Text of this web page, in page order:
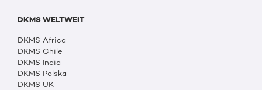
DKMS WELTWEIT
DKMS Africa
DKMS Chile
DKMS India
DKMS Polska
DKMS UK